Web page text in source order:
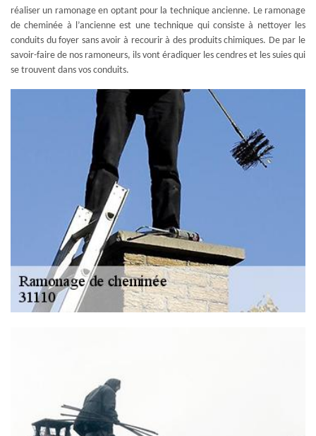
réaliser un ramonage en optant pour la technique ancienne. Le ramonage
de cheminée à l’ancienne est une technique qui consiste à nettoyer les
conduits du foyer sans avoir à recourir à des produits chimiques. De par le
savoir-faire de nos ramoneurs, ils vont éradiquer les cendres et les suies qui
se trouvent dans vos conduits.